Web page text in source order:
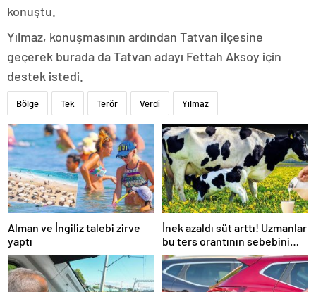
konuştu.
Yılmaz, konuşmasının ardından Tatvan ilçesine
geçerek burada da Tatvan adayı Fettah Aksoy için
destek istedi.
Bölge Tek Terör Verdi Yılmaz
Alman ve İngiliz talebi zirve
yaptı
İnek azaldı süt arttı! Uzmanlar
bu ters orantının sebebini
açıkladı